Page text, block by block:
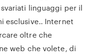
linguaggi per il
esclusive.. Internet
oltre che
web che volete, di